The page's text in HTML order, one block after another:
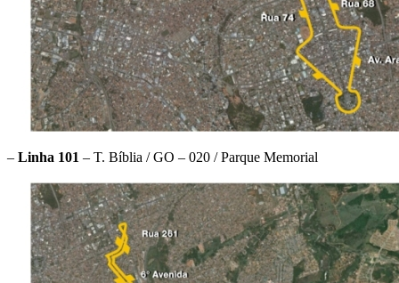
– Linha 101 – T. Bíblia / GO – 020 / Parque Memorial